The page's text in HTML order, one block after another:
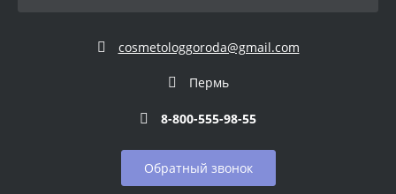
cosmetologgoroda@gmail.com
Пермь
8-800-555-98-55
Обратный звонок